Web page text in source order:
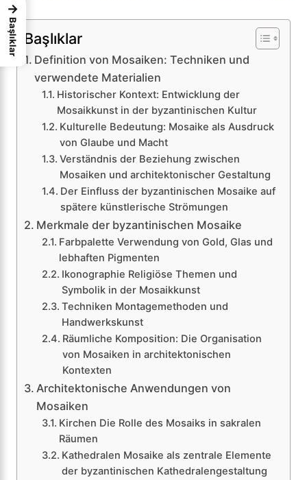
Başlıklar
Definition von Mosaiken: Techniken und
verwendete Materialien
Historischer Kontext: Entwicklung der
Mosaikkunst in der byzantinischen Kultur
Kulturelle Bedeutung: Mosaike als Ausdruck
von Glaube und Macht
Verständnis der Beziehung zwischen
Mosaiken und architektonischer Gestaltung
Der Einfluss der byzantinischen Mosaike auf
spätere künstlerische Strömungen
Merkmale der byzantinischen Mosaike
Farbpalette Verwendung von Gold, Glas und
lebhaften Pigmenten
Ikonographie Religiöse Themen und
Symbolik in der Mosaikkunst
Techniken Montagemethoden und
Handwerkskunst
Räumliche Komposition: Die Organisation
von Mosaiken in architektonischen
Kontexten
Architektonische Anwendungen von
Mosaiken
Kirchen Die Rolle des Mosaiks in sakralen
Räumen
Kathedralen Mosaike als zentrale Elemente
der byzantinischen Kathedralengestaltung
→
Başlıklar